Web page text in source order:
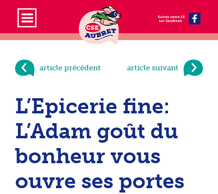
article précédent article suivant
L’Epicerie fine:
L’Adam goût du
bonheur vous
ouvre ses portes